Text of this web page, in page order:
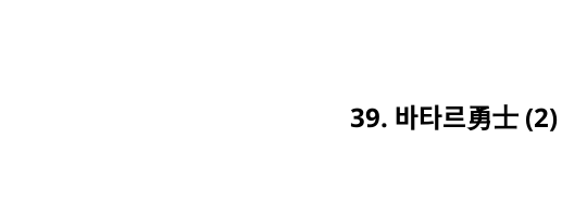
39. 바타르勇士 (2)